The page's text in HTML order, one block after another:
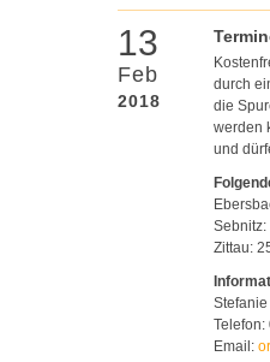
13
Feb
2018
durch
die
werden
und
Zittau:
Telefon:
Email: